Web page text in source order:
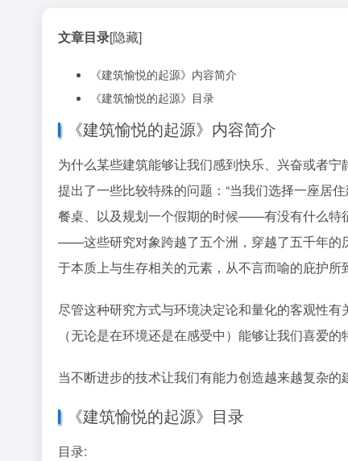
文章目录[隐藏]
《建筑愉悦的起源》内容简介
《建筑愉悦的起源》目录
《建筑愉悦的起源》内容简介
为什么某些建筑能够让我们感到快乐、兴奋或者
提出了一些比较特殊的问题：“当我们选择一座居
餐桌、以及规划一个假期的时候——有没有什么特
——这些研究对象跨越了五个洲，穿越了五千年的
于本质上与生存相关的元素，从不言而喻的庇护
尽管这种研究方式与环境决定论和量化的客观性
（无论是在环境还是在感受中）能够让我们喜爱
当不断进步的技术让我们有能力创造越来越复杂
《建筑愉悦的起源》目录
目录: